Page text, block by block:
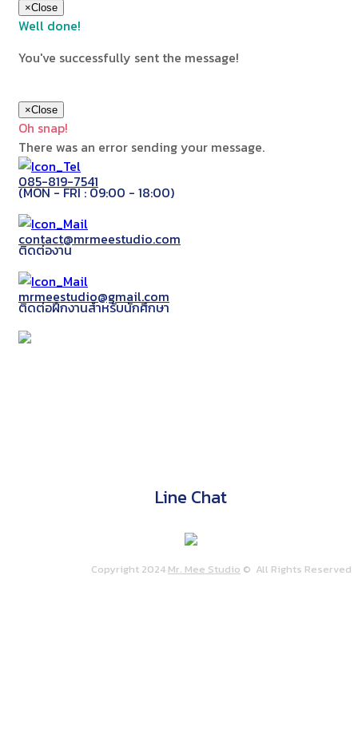
×Close
Well done!
You've successfully sent the message!
×Close
Oh snap!
There was an error sending your message.
085-819-7541
(MON - FRI : 09:00 - 18:00)
contact@mrmeestudio.com
ติดต่องาน
mrmeestudio@gmail.com
ติดต่อฝึกงานสำหรับนักศึกษา
Line Chat
Copyright 2024 Mr. Mee Studio © All Rights